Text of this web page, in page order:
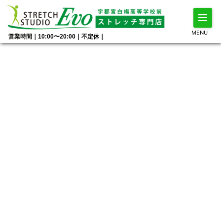
営業時間｜10:00〜20:00｜不定休｜
MENU